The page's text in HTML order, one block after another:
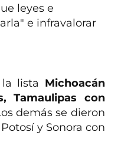
lista Michoacán
Tamaulipas con
demás se dieron
y Sonora con